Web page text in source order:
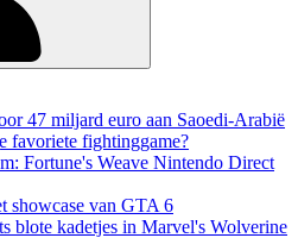
47 miljard euro aan Saoedi-Arabië
favoriete fightinggame?
Fortune's Weave Nintendo Direct
showcase van GTA 6
blote kadetjes in Marvel's Wolverine